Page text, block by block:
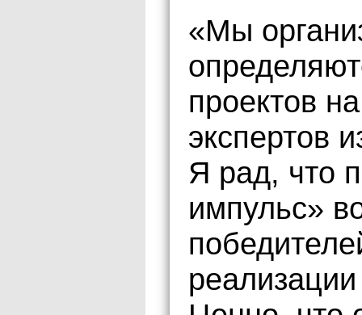
«Мы
проектов
экспертов
Я рад, что
импульс»